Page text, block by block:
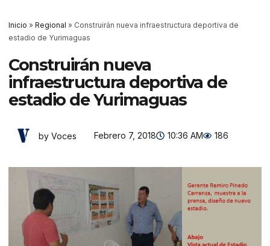
Inicio » Regional » Construirán nueva infraestructura deportiva de
estadio de Yurimaguas
Construirán nueva
infraestructura deportiva de
estadio de Yurimaguas
by Voces Febrero 7, 2018 10:36 AM 186